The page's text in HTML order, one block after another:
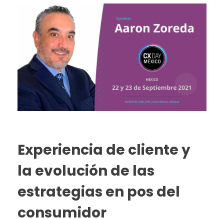
Experiencia de cliente y
la evolución de las
estrategias en pos del
consumidor